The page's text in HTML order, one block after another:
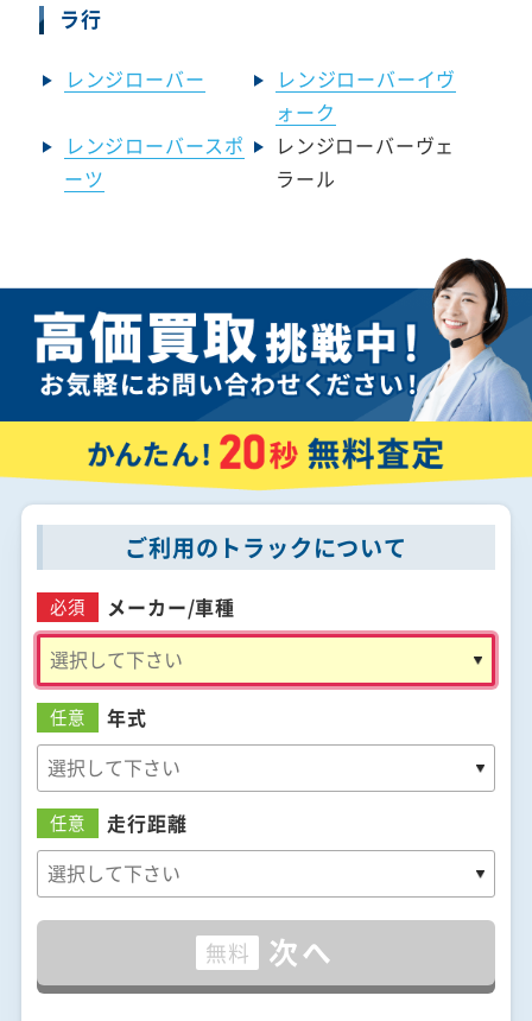
ラ行
レンジローバー
レンジローバーイヴ
ォーク
レンジローバースポ
ーツ
レンジローバーヴェ
ラール
ご利用のトラックについて
必須 メーカー/車種
任意 年式
任意 走行距離
無料 次へ